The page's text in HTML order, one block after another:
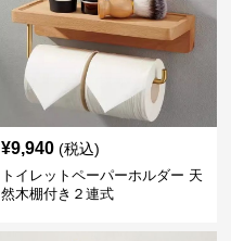
¥9,940 (税込)
トイレットペーパーホルダー 天
然木棚付き２連式